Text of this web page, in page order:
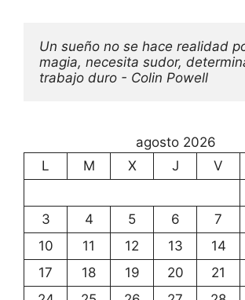
Un sueño no se hace realidad
magia, necesita sudor,
trabajo duro - Colin Powell
agosto 2026
L
M X J V
3
4 5 6 7
10
11 12 13 14
17
18 19 20 21